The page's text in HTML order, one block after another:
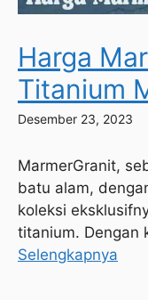
Harga
Titanium
Desember 23, 2023
MarmerGranit,
batu alam,
koleksi
titanium. Dengan
Selengkapnya